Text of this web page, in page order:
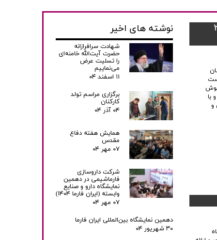
منتهی به ۳۰
اسفندماه ۱۴۰۳ به ریاست
با
و
نوشته های اخیر
شهادت سرافرازانه
حضرت آیت‌الله خامنه‌ای
را تسلیت عرض
می‌نماییم
۱۱ اسفند ۰۴
برگزاری مراسم تولد
کارکنان
۰۴ آذر ۰۴
همایش هفته دفاع
مقدس
۰۷ مهر ۰۴
شرکت داروسازی
فارماشیمی در دهمین
نمایشگاه دارو و صنایع
وابسته (ایران فارما ۱۴۰۴)
۰۷ مهر ۰۴
دهمین نمایشگاه بین‌المللی ایران فارما
۳۰ شهریور ۰۴